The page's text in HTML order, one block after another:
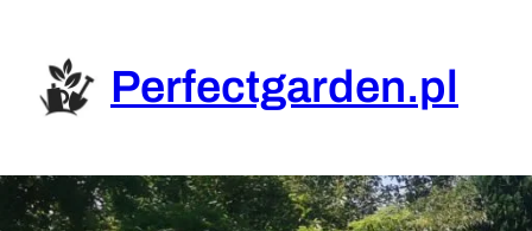
Perfectgarden.pl